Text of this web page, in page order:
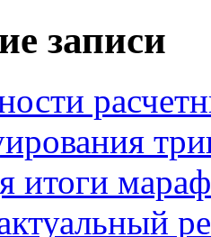
записи
итоги